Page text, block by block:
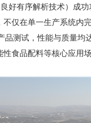
好有序解析技术）成
仅在单一生产系统内
测试，性能与质量均
食品配料等核心应用场